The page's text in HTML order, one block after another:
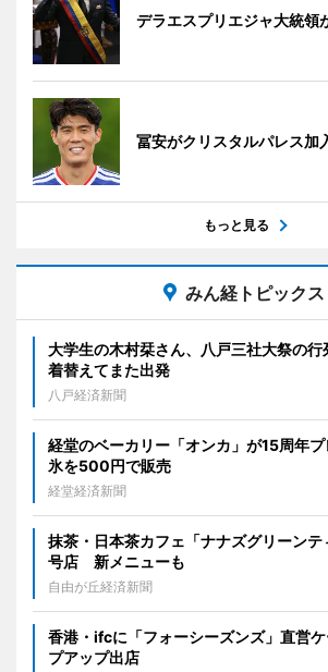
デラエスプリエジャ大統領
冨安がクリスタルパレス加
もっと見る
みん経トピックス
大学生の木村栞さん、八戸三社大祭の
着替えてまた出発
八戸経済新聞
経堂のベーカリー「オンカ」が15周年
氷を500円で販売
経堂経済新聞
抹茶・日本茶カフェ「ナナズグリーン
号店 新メニューも
自由が丘経済新聞
香港・ifcに「フォーシーズンズ」直営
プアップ出店